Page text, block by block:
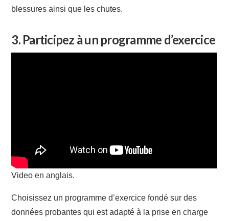
blessures ainsi que les chutes.
3. Participez à un programme d’exercice
Video en anglais.
Choisissez un programme d’exercice fondé sur des
données probantes qui est adapté à la prise en charge